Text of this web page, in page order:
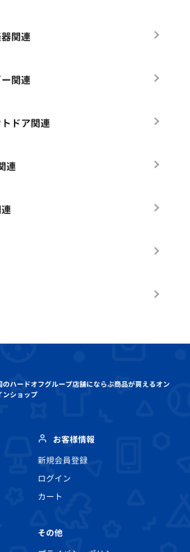
関連
関連
ドア関連
連
のハードオフグループ店舗にならぶ商品が買えるオン
ンショップ
お客様情報
新規会員登録
ログイン
カート
その他